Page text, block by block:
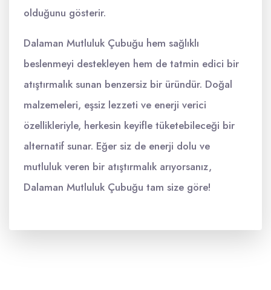
olduğunu gösterir.
Dalaman Mutluluk Çubuğu hem sağlıklı
beslenmeyi destekleyen hem de tatmin edici bir
atıştırmalık sunan benzersiz bir üründür. Doğal
malzemeleri, eşsiz lezzeti ve enerji verici
özellikleriyle, herkesin keyifle tüketebileceği bir
alternatif sunar. Eğer siz de enerji dolu ve
mutluluk veren bir atıştırmalık arıyorsanız,
Dalaman Mutluluk Çubuğu tam size göre!